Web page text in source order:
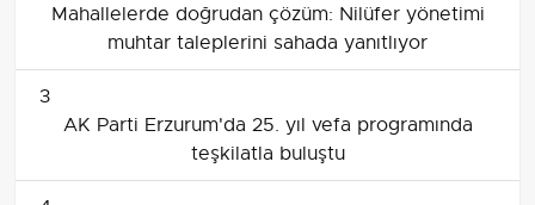
Mahallelerde doğrudan çözüm: Nilüfer yönetimi
muhtar taleplerini sahada yanıtlıyor
3
AK Parti Erzurum'da 25. yıl vefa programında
teşkilatla buluştu